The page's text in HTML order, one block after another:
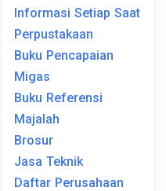
Informasi Setiap Saat
Perpustakaan
Buku Pencapaian
Migas
Buku Referensi
Majalah
Brosur
Jasa Teknik
Daftar Perusahaan